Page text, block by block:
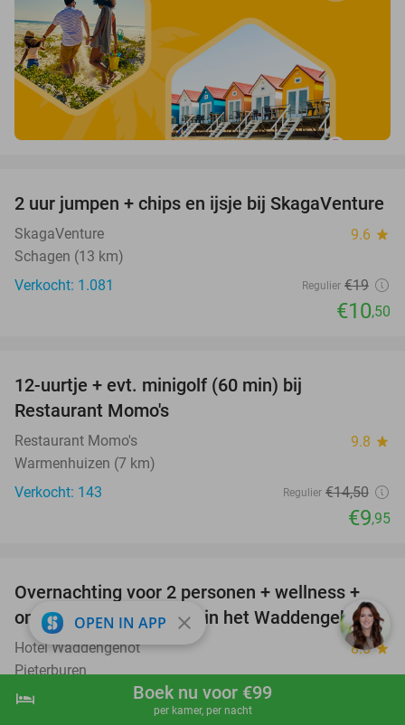
shopping_cart Boek nu
hotel Boek nu voor €99
per kamer, per nacht
45%
2 uur jumpen + chips en ijsje bij SkagaVenture
SkagaVenture 9.6 star
Schagen (13 km)
Verkocht: 1.081
Regulier €19
€10,50
12-uurtje + evt. minigolf (60 min) bij
Restaurant Momo's
Restaurant Momo's 9.8 star
Warmenhuizen (7 km)
Verkocht: 143
Regulier €14,50
€9,95
66%
Overnachting voor 2 personen + wellness +
ontbijt + late check-out in het Waddengebied
Hotel Waddengenot 8.6star
Pieterburen
Verkocht: 2.083
OPEN IN APP close